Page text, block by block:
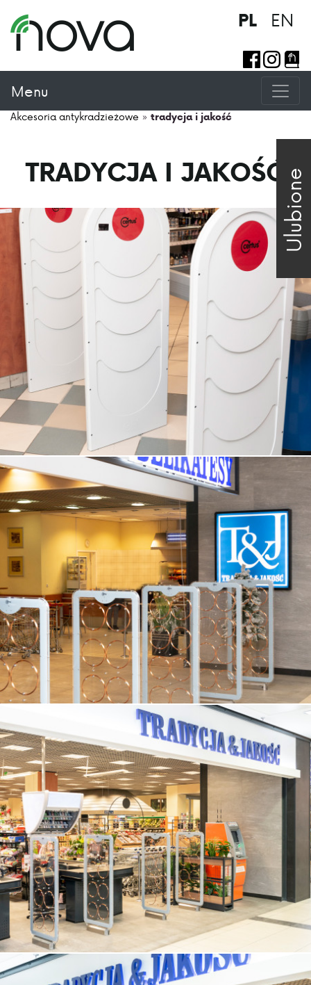
Ulubione
PL EN
Menu
Akcesoria antykradzieżowe » tradycja i jakość
TRADYCJA I JAKOŚĆ